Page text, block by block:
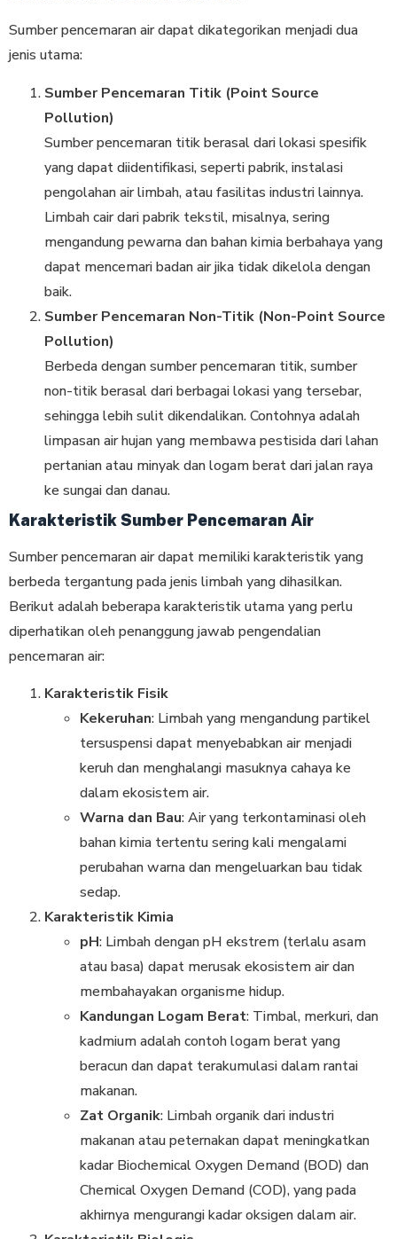
Sumber pencemaran air dapat dikategorikan menjadi dua
jenis utama:
Sumber Pencemaran Titik (Point Source
Pollution)
Sumber pencemaran titik berasal dari lokasi spesifik
yang dapat diidentifikasi, seperti pabrik, instalasi
pengolahan air limbah, atau fasilitas industri lainnya.
Limbah cair dari pabrik tekstil, misalnya, sering
mengandung pewarna dan bahan kimia berbahaya yang
dapat mencemari badan air jika tidak dikelola dengan
baik.
Sumber Pencemaran Non-Titik (Non-Point Source
Pollution)
Berbeda dengan sumber pencemaran titik, sumber
non-titik berasal dari berbagai lokasi yang tersebar,
sehingga lebih sulit dikendalikan. Contohnya adalah
limpasan air hujan yang membawa pestisida dari lahan
pertanian atau minyak dan logam berat dari jalan raya
ke sungai dan danau.
Karakteristik Sumber Pencemaran Air
Sumber pencemaran air dapat memiliki karakteristik yang
berbeda tergantung pada jenis limbah yang dihasilkan.
Berikut adalah beberapa karakteristik utama yang perlu
diperhatikan oleh penanggung jawab pengendalian
pencemaran air:
Karakteristik Fisik
Kekeruhan: Limbah yang mengandung partikel
tersuspensi dapat menyebabkan air menjadi
keruh dan menghalangi masuknya cahaya ke
dalam ekosistem air.
Warna dan Bau: Air yang terkontaminasi oleh
bahan kimia tertentu sering kali mengalami
perubahan warna dan mengeluarkan bau tidak
sedap.
Karakteristik Kimia
pH: Limbah dengan pH ekstrem (terlalu asam
atau basa) dapat merusak ekosistem air dan
membahayakan organisme hidup.
Kandungan Logam Berat: Timbal, merkuri, dan
kadmium adalah contoh logam berat yang
beracun dan dapat terakumulasi dalam rantai
makanan.
Zat Organik: Limbah organik dari industri
makanan atau peternakan dapat meningkatkan
kadar Biochemical Oxygen Demand (BOD) dan
Chemical Oxygen Demand (COD), yang pada
akhirnya mengurangi kadar oksigen dalam air.